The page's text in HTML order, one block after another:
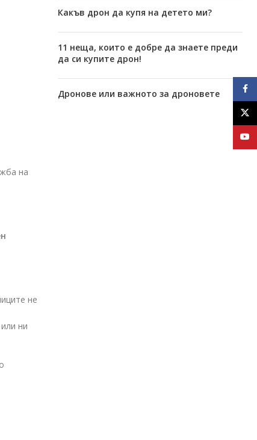
на
не
ни
Какъв дрон да купя на детето ми?
11 неща, които е добре да знаете преди
да си купите дрон!
Дронове или важното за дроновете